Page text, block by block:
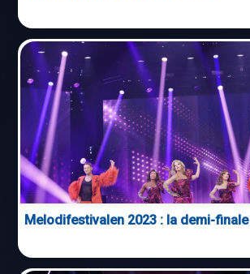
Melodifestivalen 2023 : la demi-finale